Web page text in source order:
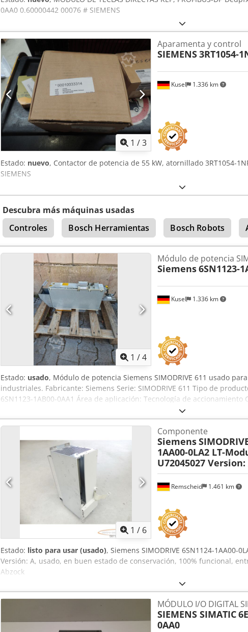
0AA0 0.60000442 00076 # SIEMENS
1 /3
Kusel 1.336 km
Aparamenta y control
SIEMENS3RT1054-
Estado: nuevo, Contactor de potencia de 55 kW, atornillado 3RT1054-
SIEMENS
Descubra más máquinas usadas
Controles
Bosch Herramientas Bosch Robots
1 /4
Kusel 1.336 km
Módulo de potencia
Siemens6SN1123-
Estado: usado, Módulo de potencia Siemens SIMODRIVE 611 usado
industriales. Fabricante: Siemens Serie: SIMODRIVE 611 Tipo de
6SN1123-1AB00-0AA1 Área de aplicación: Tecnología de accionamiento
de montaje: Montaje en armario eléctrico Refrigeración: Refrigeración
Estado: Usado
1 / 6
Remscheid 1.461 km
Componente
Siemens
1AA00-0LA2 LT-
U72045027 Version:
Estado: listo para usar (usado), Siemens SIMODRIVE 6SN1124-1AA00-
Versión: A, usado, en buen estado de conservación, 100% funcional,
Abzock
MÓDULO I/O DIGITAL
SIEMENS SIMATIC
0AA0